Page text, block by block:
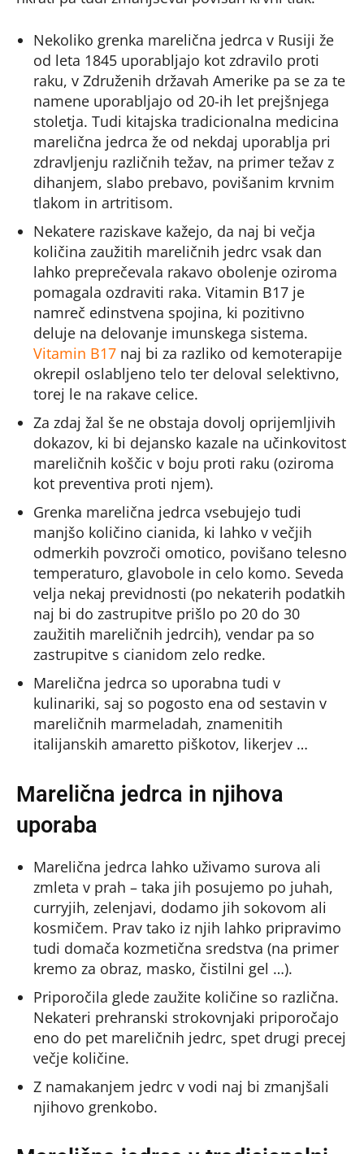
Nekoliko grenka marelična jedrca v Rusiji že
od leta 1845 uporabljajo kot zdravilo proti
raku, v Združenih državah Amerike pa se za te
namene uporabljajo od 20-ih let prejšnjega
stoletja. Tudi kitajska tradicionalna medicina
marelična jedrca že od nekdaj uporablja pri
zdravljenju različnih težav, na primer težav z
dihanjem, slabo prebavo, povišanim krvnim
tlakom in artritisom.
Nekatere raziskave kažejo, da naj bi večja
količina zaužitih mareličnih jedrc vsak dan
lahko preprečevala rakavo obolenje oziroma
pomagala ozdraviti raka. Vitamin B17 je
namreč edinstvena spojina, ki pozitivno
deluje na delovanje imunskega sistema.
Vitamin B17 naj bi za razliko od kemoterapije
okrepil oslabljeno telo ter deloval selektivno,
torej le na rakave celice.
Za zdaj žal še ne obstaja dovolj oprijemljivih
dokazov, ki bi dejansko kazale na učinkovitost
mareličnih koščic v boju proti raku (oziroma
kot preventiva proti njem).
Grenka marelična jedrca vsebujejo tudi
manjšo količino cianida, ki lahko v večjih
odmerkih povzroči omotico, povišano telesno
temperaturo, glavobole in celo komo. Seveda
velja nekaj previdnosti (po nekaterih podatkih
naj bi do zastrupitve prišlo po 20 do 30
zaužitih mareličnih jedrcih), vendar pa so
zastrupitve s cianidom zelo redke.
Marelična jedrca so uporabna tudi v
kulinariki, saj so pogosto ena od sestavin v
mareličnih marmeladah, znamenitih
italijanskih amaretto piškotov, likerjev …
Marelična jedrca in njihova
uporaba
Marelična jedrca lahko uživamo surova ali
zmleta v prah – taka jih posujemo po juhah,
curryjih, zelenjavi, dodamo jih sokovom ali
kosmičem. Prav tako iz njih lahko pripravimo
tudi domača kozmetična sredstva (na primer
kremo za obraz, masko, čistilni gel …).
Priporočila glede zaužite količine so različna.
Nekateri prehranski strokovnjaki priporočajo
eno do pet mareličnih jedrc, spet drugi precej
večje količine.
Z namakanjem jedrc v vodi naj bi zmanjšali
njihovo grenkobo.